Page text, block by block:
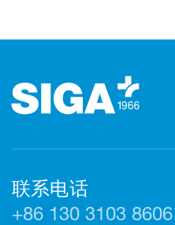
联系电话
+86 130 3103 8606